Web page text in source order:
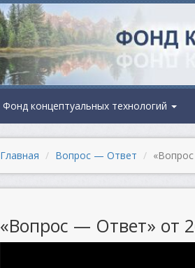
Фонд концептуальных технологий
Главная Вопрос — Ответ
«Вопрос — Ответ» от